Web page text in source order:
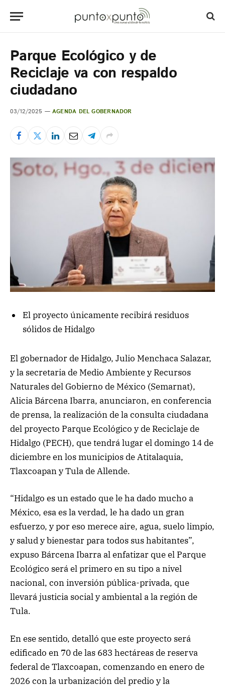
Parque Ecológico y de
Reciclaje va con respaldo
ciudadano
03/12/2025 AGENDA DEL GOBERNADOR
El proyecto únicamente recibirá residuos
sólidos de Hidalgo
El gobernador de Hidalgo, Julio Menchaca Salazar,
y la secretaria de Medio Ambiente y Recursos
Naturales del Gobierno de México (Semarnat),
Alicia Bárcena Ibarra, anunciaron, en conferencia
de prensa, la realización de la consulta ciudadana
del proyecto Parque Ecológico y de Reciclaje de
Hidalgo (PECH), que tendrá lugar el domingo 14 de
diciembre en los municipios de Atitalaquia,
Tlaxcoapan y Tula de Allende.
“Hidalgo es un estado que le ha dado mucho a
México, esa es la verdad, le ha dado un gran
esfuerzo, y por eso merece aire, agua, suelo limpio,
y salud y bienestar para todos sus habitantes”,
expuso Bárcena Ibarra al enfatizar que el Parque
Ecológico será el primero en su tipo a nivel
nacional, con inversión pública-privada, que
llevará justicia social y ambiental a la región de
Tula.
En ese sentido, detalló que este proyecto será
edificado en 70 de las 683 hectáreas de reserva
federal de Tlaxcoapan, comenzando en enero de
2026 con la urbanización del predio y la